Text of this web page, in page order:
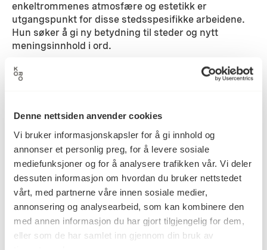
Denne nettsiden anvender cookies
Vi bruker informasjonskapsler for å gi innhold og
annonser et personlig preg, for å levere sosiale
mediefunksjoner og for å analysere trafikken vår. Vi deler
dessuten informasjon om hvordan du bruker nettstedet
vårt, med partnerne våre innen sosiale medier,
annonsering og analysearbeid, som kan kombinere den
med annen informasjon du har gjort tilgjengelig for dem,
eller som de har samlet inn gjennom din bruk av
enkeltrommenes atmosfære og estetikk er
utgangspunkt for disse stedsspesifikke arbeidene.
Hun søker å gi ny betydning til steder og nytt
meningsinnhold i ord.
Detaljer
Datering 2010
Kunstner Aud Marit Skarrebo Holmen
Kategori Vegginstallasjon